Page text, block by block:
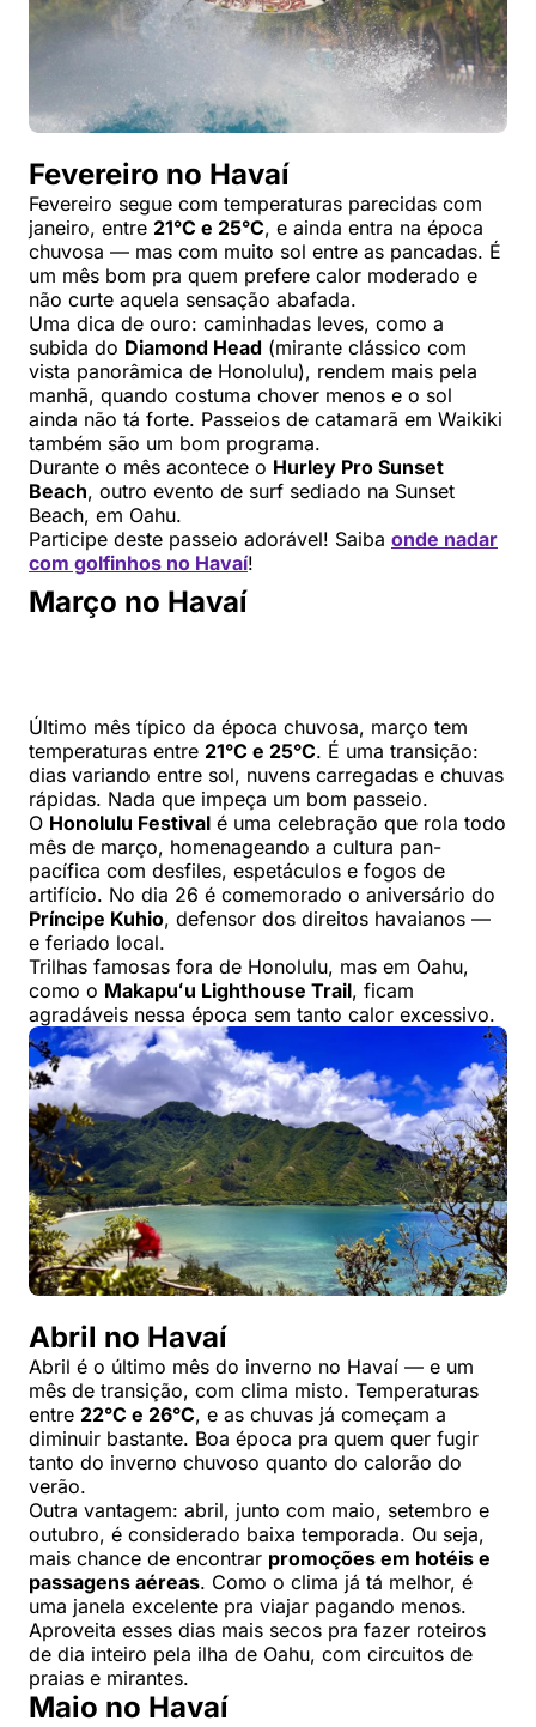
Fevereiro no Havaí
Fevereiro segue com temperaturas parecidas com
janeiro, entre 21°C e 25°C, e ainda entra na época
chuvosa — mas com muito sol entre as pancadas. É
um mês bom pra quem prefere calor moderado e
não curte aquela sensação abafada.
Uma dica de ouro: caminhadas leves, como a
subida do Diamond Head (mirante clássico com
vista panorâmica de Honolulu), rendem mais pela
manhã, quando costuma chover menos e o sol
ainda não tá forte. Passeios de catamarã em Waikiki
também são um bom programa.
Durante o mês acontece o Hurley Pro Sunset
Beach, outro evento de surf sediado na Sunset
Beach, em Oahu.
Participe deste passeio adorável! Saiba onde nadar
com golfinhos no Havaí!
Março no Havaí
Último mês típico da época chuvosa, março tem
temperaturas entre 21°C e 25°C. É uma transição:
dias variando entre sol, nuvens carregadas e chuvas
rápidas. Nada que impeça um bom passeio.
O Honolulu Festival é uma celebração que rola todo
mês de março, homenageando a cultura pan-
pacífica com desfiles, espetáculos e fogos de
artifício. No dia 26 é comemorado o aniversário do
Príncipe Kuhio, defensor dos direitos havaianos —
e feriado local.
Trilhas famosas fora de Honolulu, mas em Oahu,
como o Makapuʻu Lighthouse Trail, ficam
agradáveis nessa época sem tanto calor excessivo.
Abril no Havaí
Abril é o último mês do inverno no Havaí — e um
mês de transição, com clima misto. Temperaturas
entre 22°C e 26°C, e as chuvas já começam a
diminuir bastante. Boa época pra quem quer fugir
tanto do inverno chuvoso quanto do calorão do
verão.
Outra vantagem: abril, junto com maio, setembro e
outubro, é considerado baixa temporada. Ou seja,
mais chance de encontrar promoções em hotéis e
passagens aéreas. Como o clima já tá melhor, é
uma janela excelente pra viajar pagando menos.
Aproveita esses dias mais secos pra fazer roteiros
de dia inteiro pela ilha de Oahu, com circuitos de
praias e mirantes.
Maio no Havaí